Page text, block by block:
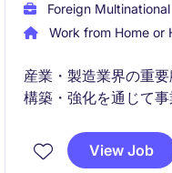
Foreign Multinational
Work from Home or
産業・製造業界の重
構築・強化を通じて
サー・計測機器の提
業界大手2社の統合で
View Job